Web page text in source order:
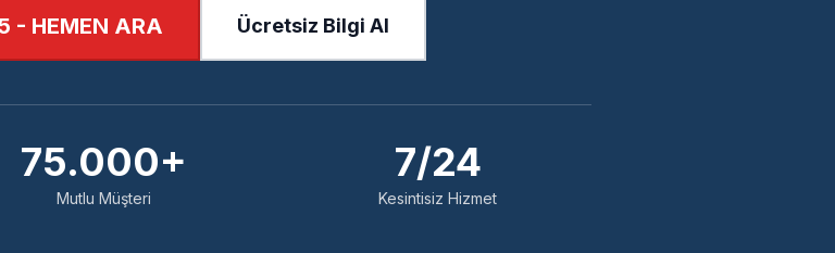
- HEMEN ARA Ücretsiz Bilgi Al
75.000+
Mutlu Müşteri
7/24
Kesintisiz Hizmet